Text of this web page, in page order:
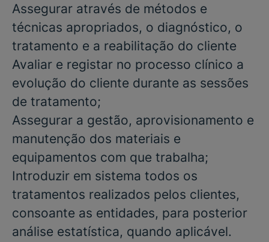
Assegurar através de métodos e
técnicas apropriados, o diagnóstico, o
tratamento e a reabilitação do cliente
Avaliar e registar no processo clínico a
evolução do cliente durante as sessões
de tratamento;
Assegurar a gestão, aprovisionamento e
manutenção dos materiais e
equipamentos com que trabalha;
Introduzir em sistema todos os
tratamentos realizados pelos clientes,
consoante as entidades, para posterior
análise estatística, quando aplicável.